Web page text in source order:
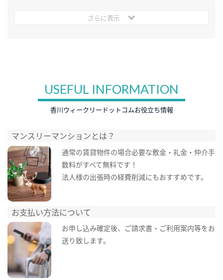
さらに表示
USEFUL INFORMATION
香川ウィークリードットコムお役立ち情報
マンスリーマンションとは？
通常の賃貸物件の場合必要な敷金・礼金・仲介手
数料がすべて無料です！
法人様の出張時の経費削減にもおすすめです。
お支払い方法について
お申し込み確定後、ご請求書・ご利用案内等をお
送り致します。